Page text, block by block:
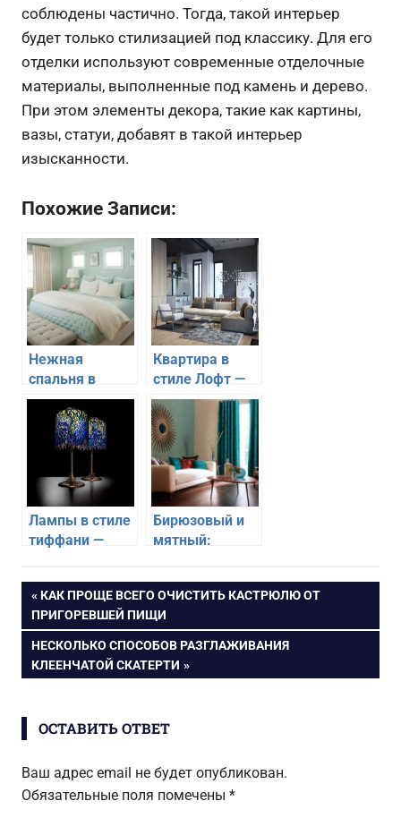
соблюдены частично. Тогда, такой интерьер
будет только стилизацией под классику. Для его
отделки используют современные отделочные
материалы, выполненные под камень и дерево.
При этом элементы декора, такие как картины,
вазы, статуи, добавят в такой интерьер
изысканности.
Похожие Записи:
Нежная
спальня в
пастельных
тонах
Квартира в
стиле Лофт —
классика и
современность
Лампы в стиле
тиффани —
классика
Бирюзовый и
мятный:
интерьере 2019
года
Навигация
по
записям
ПРЕДЫДУЩАЯ
ЗАПИСЬ:
КАК ПРОЩЕ ВСЕГО ОЧИСТИТЬ КАСТРЮЛЮ ОТ
ПРИГОРЕВШЕЙ ПИЩИ
СЛЕДУЮЩАЯ
ЗАПИСЬ:
НЕСКОЛЬКО СПОСОБОВ РАЗГЛАЖИВАНИЯ
КЛЕЕНЧАТОЙ СКАТЕРТИ
ОСТАВИТЬ ОТВЕТ
Ваш адрес email не будет опубликован.
Обязательные поля помечены *